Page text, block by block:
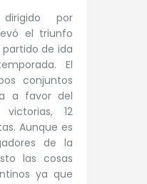
dirigido por
el triunfo
partido de ida
El
conjuntos
a favor del
12
Aunque es
de la
las cosas
ya que